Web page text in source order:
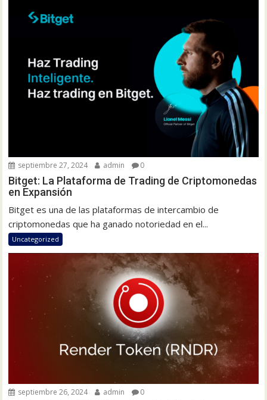
septiembre 27, 2024 admin 0
Bitget: La Plataforma de Trading de Criptomonedas
en Expansión
Bitget es una de las plataformas de intercambio de
criptomonedas que ha ganado notoriedad en el...
Uncategorized
septiembre 26, 2024 admin 0